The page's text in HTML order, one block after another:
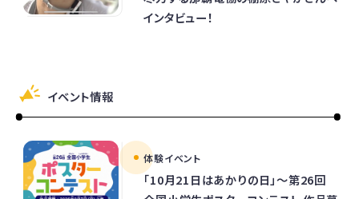
インタビュー！
イベント情報
体験イベント
「10月21日はあかりの日」～第26回